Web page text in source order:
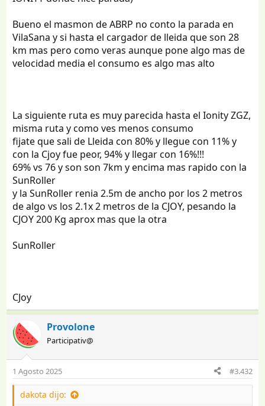
Bueno el masmon de ABRP no conto la parada en
VilaSana y si hasta el cargador de lleida que son 28
km mas pero como veras aunque pone algo mas de
velocidad media el consumo es algo mas alto
La siguiente ruta es muy parecida hasta el Ionity ZGZ,
misma ruta y como ves menos consumo
fijate que sali de Lleida con 80% y llegue con 11% y
con la Cjoy fue peor, 94% y llegar con 16%!!!
69% vs 76 y son son 7km y encima mas rapido con la
SunRoller
y la SunRoller renia 2.5m de ancho por los 2 metros
de algo vs los 2.1x 2 metros de la CJOY, pesando la
CJOY 200 Kg aprox mas que la otra
SunRoller
CJoy
Provolone
Participativ@
1 Agosto 2025 #3.432
dakota dijo: